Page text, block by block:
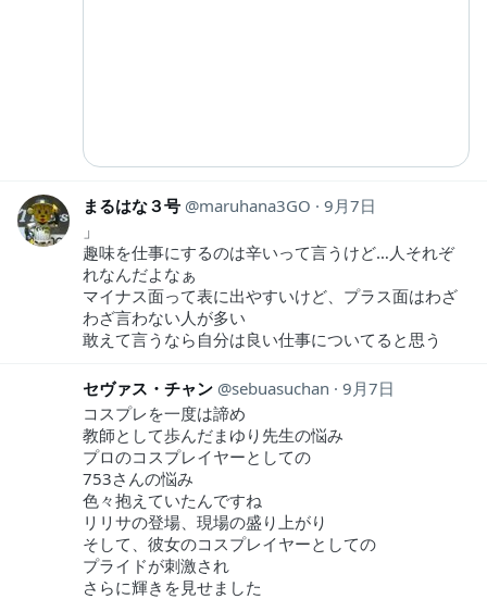
まるはな３号 maruhana3GO
9月7日
」
趣味を仕事にするのは辛いって言うけど…人それぞ
れなんだよなぁ
マイナス面って表に出やすいけど、プラス面はわざ
わざ言わない人が多い
敢えて言うなら自分は良い仕事についてると思う
セヴァス・チャン sebuasuchan
9月7日
コスプレを一度は諦め
教師として歩んだまゆり先生の悩み
プロのコスプレイヤーとしての
753さんの悩み
色々抱えていたんですね
リリサの登場、現場の盛り上がり
そして、彼女のコスプレイヤーとしての
プライドが刺激され
さらに輝きを見せました